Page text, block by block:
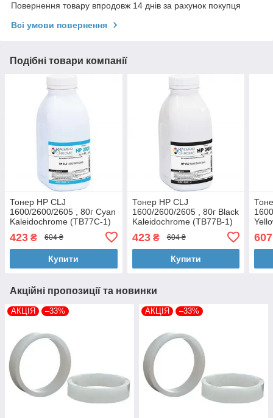
Повернення товару впродовж 14 днів за рахунок покупця
Всі умови повернення
Подібні товари компанії
Тонер HP CLJ
1600/2600/2605 , 80г Cyan
Kaleidochrome (TB77C-1)
423 ₴ 604 ₴
Купити
Тонер HP CLJ
1600/2600/2605 , 80г Black
Kaleidochrome (TB77B-1)
423₴ 604 ₴
Купити
607
Акційні пропозиції та новинки
АКЦІЯ –33% АКЦІЯ –33%